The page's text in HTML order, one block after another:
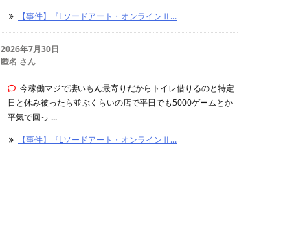
【事件】『Lソードアート・オンラインⅡ...
2026年7月30日
匿名 さん
今稼働マジで凄いもん最寄りだからトイレ借りるのと特定
日と休み被ったら並ぶくらいの店で平日でも5000ゲームとか
平気で回っ ...
【事件】『Lソードアート・オンラインⅡ...